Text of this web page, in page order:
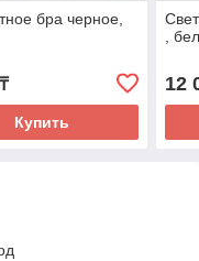
бра черное,
Купить
,
12